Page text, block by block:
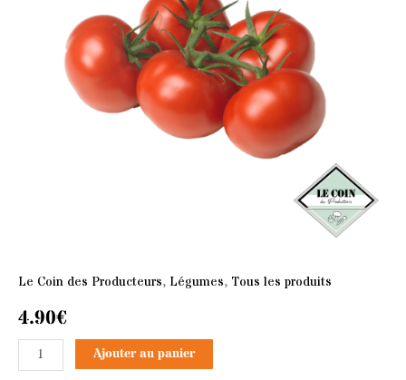
Le Coin des Producteurs, Légumes, Tous les produits
4.90€
Ajouter au panier